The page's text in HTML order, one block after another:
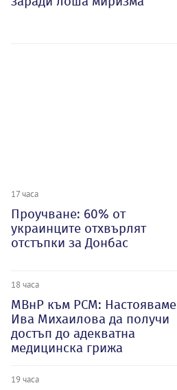
17 часа
Проучване: 60% от
украинците отхвърлят
отстъпки за Донбас
18 часа
МВнР към РСМ: Настояваме
Ива Михаилова да получи
достъп до адекватна
медицинска грижа
19 часа